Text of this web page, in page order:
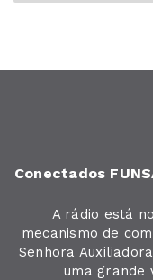
Conectados
A rádio está
mecanismo de
Senhora
uma grande